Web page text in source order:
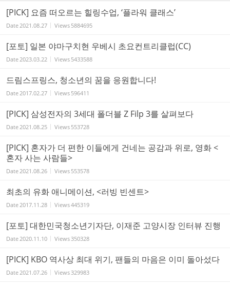
[PICK] 요즘 떠오르는 힐링수업, ‘플라워 클래스’
Date2021.08.27 Views 5884695
[포토] 일본 야마구치현 우베시 초요컨트리클럽(CC)
Date2023.03.22 Views 5433588
드림스프링스, 청소년의 꿈을 응원합니다!
Date2017.02.27 Views 596411
[PICK] 삼성전자의 3세대 폴더블 Z Filp 3를 살펴보다
Date2021.08.25 Views 553728
[PICK] 혼자가 더 편한 이들에게 건네는 공감과 위로, 영화 <
혼자 사는 사람들>
Date2021.08.26 Views 553578
최초의 유화 애니메이션, <러빙 빈센트>
Date2017.11.28 Views445319
[포토] 대한민국청소년기자단, 이재준 고양시장 인터뷰 진행
Date2020.11.10 Views350328
[PICK] KBO 역사상 최대 위기, 팬들의 마음은 이미 돌아섰다
Date2021.07.26 Views329983